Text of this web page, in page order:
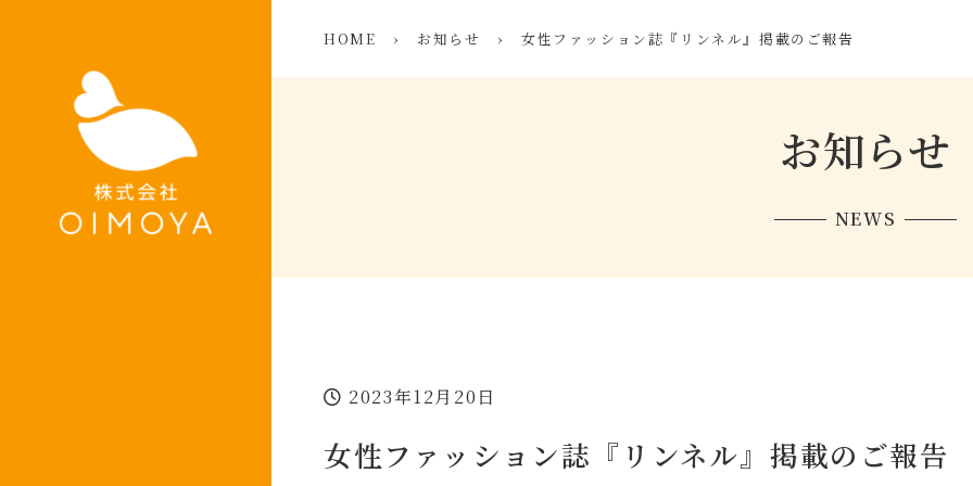
HOME › お知らせ › 女性ファッション誌『リンネル』掲載のご報告
お知らせ
NEWS
2023年12月20日
女性ファッション誌『リンネル』掲載のご報告